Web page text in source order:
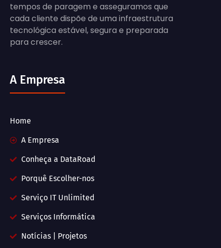
tempos de paragem e asseguramos que
cada cliente dispõe de uma infraestrutura
tecnológica estável, segura e preparada
para crescer.
A Empresa
Home
A Empresa
Conheça a DataRoad
Porquê Escolher-nos
Serviço IT Unlimited
Serviços Informática
Notícias | Projetos